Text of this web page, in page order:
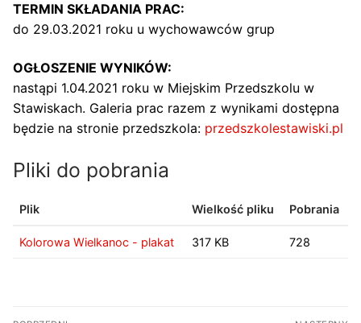
TERMIN SKŁADANIA PRAC:
do 29.03.2021 roku u wychowawców grup
OGŁOSZENIE WYNIKÓW:
nastąpi 1.04.2021 roku w Miejskim Przedszkolu w
Stawiskach. Galeria prac razem z wynikami dostępna
będzie na stronie przedszkola: przedszkolestawiski.pl
Pliki do pobrania
Plik Wielkość pliku Pobrania
Kolorowa Wielkanoc - plakat 317 KB 728
Nawigacja